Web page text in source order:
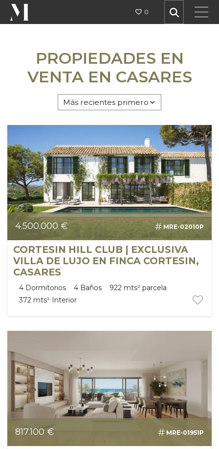
0
ZONAS
PRECIO
MIN DORMS
BUSCAR
PROPIEDADES EN
VENTA EN CASARES
Más recientes primero
4.500.000 € MRE-02010P
CORTESIN HILL CLUB | EXCLUSIVA
VILLA DE LUJO EN FINCA CORTESIN,
CASARES
4 Dormitorios 4 Baños 922 mts² parcela
372 mts² Interior
817.100 € MRE-01951P